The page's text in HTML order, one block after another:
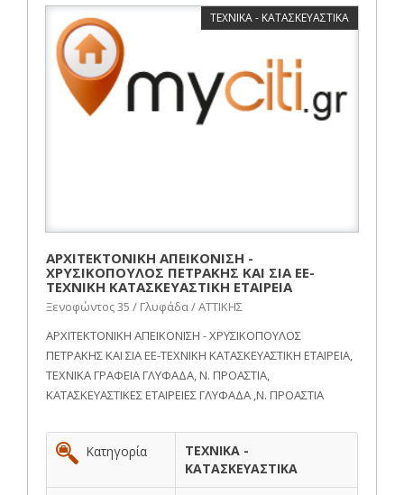
ΤΕΧΝΙΚΑ - ΚΑΤΑΣΚΕΥΑΣΤΙΚΑ
ΑΡΧΙΤΕΚΤΟΝΙΚΗ ΑΠΕΙΚΟΝΙΣΗ -
ΧΡΥΣΙΚΟΠΟΥΛΟΣ ΠΕΤΡΑΚΗΣ ΚΑΙ ΣΙΑ ΕΕ-
ΤΕΧΝΙΚΗ ΚΑΤΑΣΚΕΥΑΣΤΙΚΗ ΕΤΑΙΡΕΙΑ
Ξενοφώντος 35 / Γλυφάδα / ΑΤΤΙΚΗΣ
ΑΡΧΙΤΕΚΤΟΝΙΚΗ ΑΠΕΙΚΟΝΙΣΗ - ΧΡΥΣΙΚΟΠΟΥΛΟΣ
ΠΕΤΡΑΚΗΣ ΚΑΙ ΣΙΑ ΕΕ-ΤΕΧΝΙΚΗ ΚΑΤΑΣΚΕΥΑΣΤΙΚΗ ΕΤΑΙΡΕΙΑ,
ΤΕΧΝΙΚΑ ΓΡΑΦΕΙΑ ΓΛΥΦΑΔΑ, Ν. ΠΡΟΑΣΤΙΑ,
ΚΑΤΑΣΚΕΥΑΣΤΙΚΕΣ ΕΤΑΙΡΕΙΕΣ ΓΛΥΦΑΔΑ ,Ν. ΠΡΟΑΣΤΙΑ
Κατηγορία
ΤΕΧΝΙΚΑ -
ΚΑΤΑΣΚΕΥΑΣΤΙΚΑ